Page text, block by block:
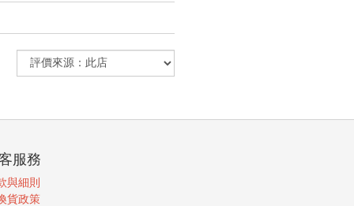
服務
與細則
貨政策